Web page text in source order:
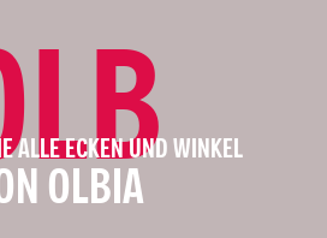
ALLE ECKEN UND WINKEL
OLBIA